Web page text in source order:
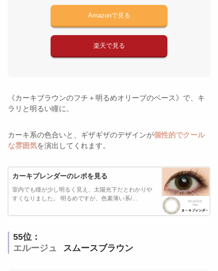
Amazonで見る
楽天で見る
《カーキブラウンのフチ＋明るめオリーブのベース》で、キ
ラリと明るい瞳に。
カーキ系の色合いと、ギザギザのデザインが個性的でクール
な雰囲気を演出してくれます。
カーキブレンダーのレポを見る
室内でも瞳が少し明るく見え、太陽光下だとわかりや
すくなりました。 明るめですが、色素薄い系/…
55位：
エルージュ
スムースブラウン